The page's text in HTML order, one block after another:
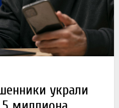
украли